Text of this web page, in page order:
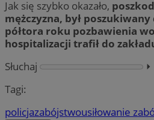
Jak się szybko okazało,
mężczyzna, był
półtora roku pozbawienia
hospitalizacji trafił do
Słuchaj
⏵︎
Tagi:
policjazabójstwousiłowanie